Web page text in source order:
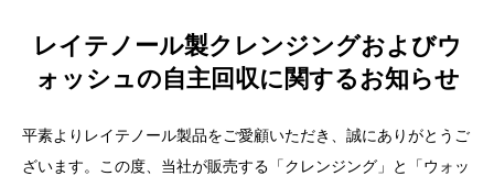
レイテノール製クレンジングおよびウ
ォッシュの自主回収に関するお知らせ
平素よりレイテノール製品をご愛顧いただき、誠にありがとうご
ざいます。この度、当社が販売する「クレンジング」と「ウォッ